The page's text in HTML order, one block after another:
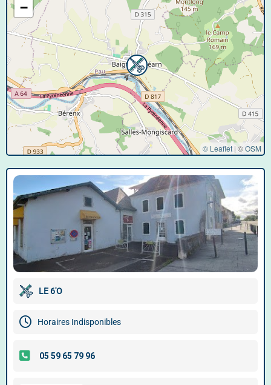
−
© Leaflet |©OSM
LE 6'O
Horaires Indisponibles